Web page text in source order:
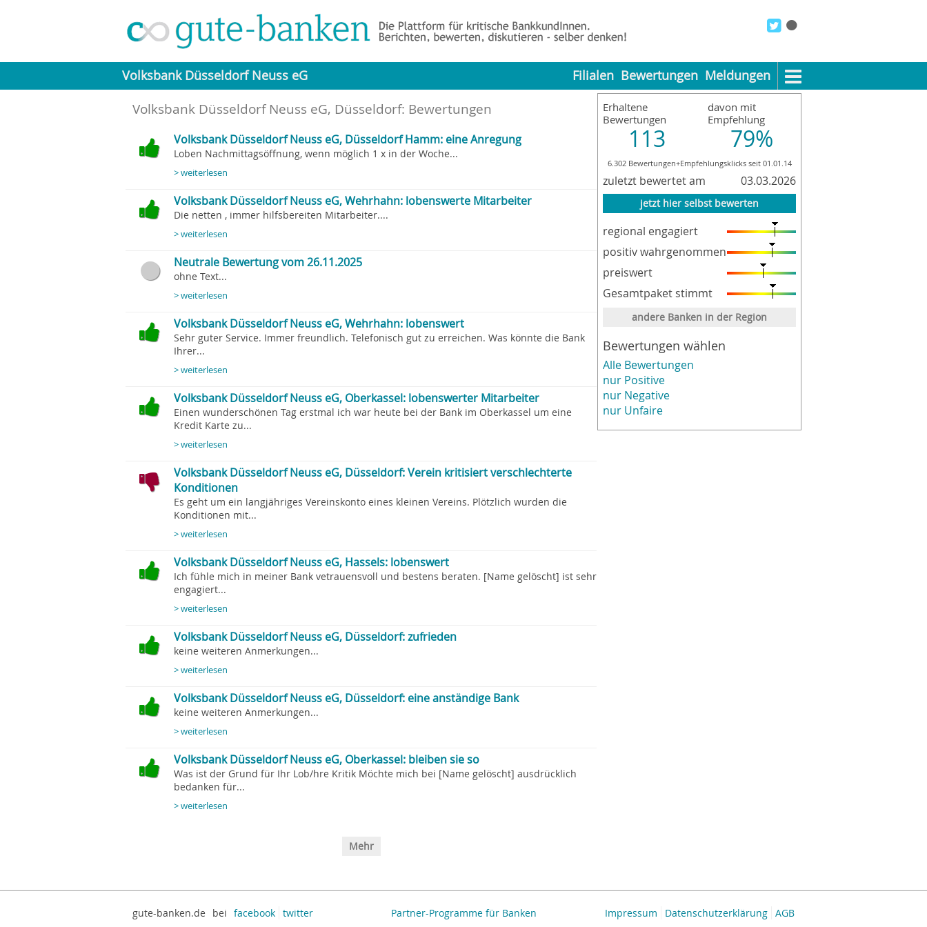
Volksbank Düsseldorf Neuss eG Filialen Bewertungen Meldungen
Erhaltene
Bewertungen
113
davon mit
Empfehlung
79%
6.302 Bewertungen+Empfehlungsklicks seit 01.01.14
zuletzt bewertet am 03.03.2026
jetzt hier selbst bewerten
regional engagiert
positiv wahrgenommen
preiswert
Gesamtpaket stimmt
andere Banken in der Region
Bewertungen wählen
Alle Bewertungen
nur Positive
nur Negative
nur Unfaire
Volksbank Düsseldorf Neuss eG, Düsseldorf: Bewertungen
Volksbank Düsseldorf Neuss eG, Düsseldorf Hamm: eine Anregung
Loben Nachmittagsöffnung, wenn möglich 1 x in der Woche...
> weiterlesen
Volksbank Düsseldorf Neuss eG, Wehrhahn: lobenswerte Mitarbeiter
Die netten , immer hilfsbereiten Mitarbeiter....
> weiterlesen
Neutrale Bewertung vom 26.11.2025
ohne Text...
> weiterlesen
Volksbank Düsseldorf Neuss eG, Wehrhahn: lobenswert
Sehr guter Service. Immer freundlich. Telefonisch gut zu erreichen. Was könnte die Bank
Ihrer...
> weiterlesen
Volksbank Düsseldorf Neuss eG, Oberkassel: lobenswerter Mitarbeiter
Einen wunderschönen Tag erstmal ich war heute bei der Bank im Oberkassel um eine
Kredit Karte zu...
> weiterlesen
Volksbank Düsseldorf Neuss eG, Düsseldorf: Verein kritisiert verschlechterte
Konditionen
Es geht um ein langjähriges Vereinskonto eines kleinen Vereins. Plötzlich wurden die
Konditionen mit...
> weiterlesen
Volksbank Düsseldorf Neuss eG, Hassels: lobenswert
Ich fühle mich in meiner Bank vetrauensvoll und bestens beraten. [Name gelöscht] ist sehr
engagiert...
> weiterlesen
Volksbank Düsseldorf Neuss eG, Düsseldorf: zufrieden
keine weiteren Anmerkungen...
> weiterlesen
Volksbank Düsseldorf Neuss eG, Düsseldorf: eine anständige Bank
keine weiteren Anmerkungen...
> weiterlesen
Volksbank Düsseldorf Neuss eG, Oberkassel: bleiben sie so
Was ist der Grund für Ihr Lob/hre Kritik Möchte mich bei [Name gelöscht] ausdrücklich
bedanken für...
> weiterlesen
Mehr
AGB
Datenschutzerklärung
Impressum
gute-banken.de bei facebook twitter Partner-Programme für Banken